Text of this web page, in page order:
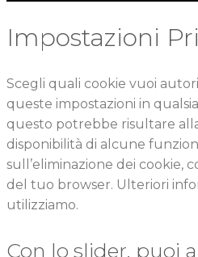
Impostazioni
Scegli quali cookie vuoi
queste impostazioni in
questo potrebbe risultare
disponibilità di alcune
sull’eliminazione dei cookie,
del tuo browser. Ulteriori
utilizziamo.
Con lo slider, puoi